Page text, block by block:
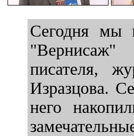
Сегодня мы
"Вернисаж"
писателя,
Изразцова.
него